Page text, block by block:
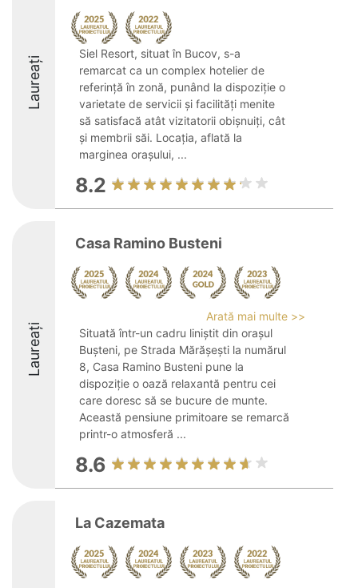
Laureați
Siel Resort, situat în Bucov, s-a
remarcat ca un complex hotelier de
referință în zonă, punând la dispoziție o
varietate de servicii și facilități menite
să satisfacă atât vizitatorii obișnuiți, cât
și membrii săi. Locația, aflată la
marginea orașului, ...
8.2
Laureați
Casa Ramino Busteni
Arată mai multe >>
Situată într-un cadru liniștit din orașul
Bușteni, pe Strada Mărășești la numărul
8, Casa Ramino Busteni pune la
dispoziție o oază relaxantă pentru cei
care doresc să se bucure de munte.
Această pensiune primitoare se remarcă
printr-o atmosferă ...
8.6
La Cazemata